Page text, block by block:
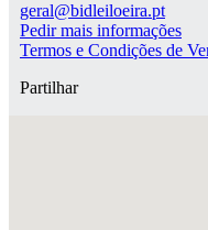
geral@bidleiloeira.pt
Pedir mais informações
Termos e Condições de
Partilhar